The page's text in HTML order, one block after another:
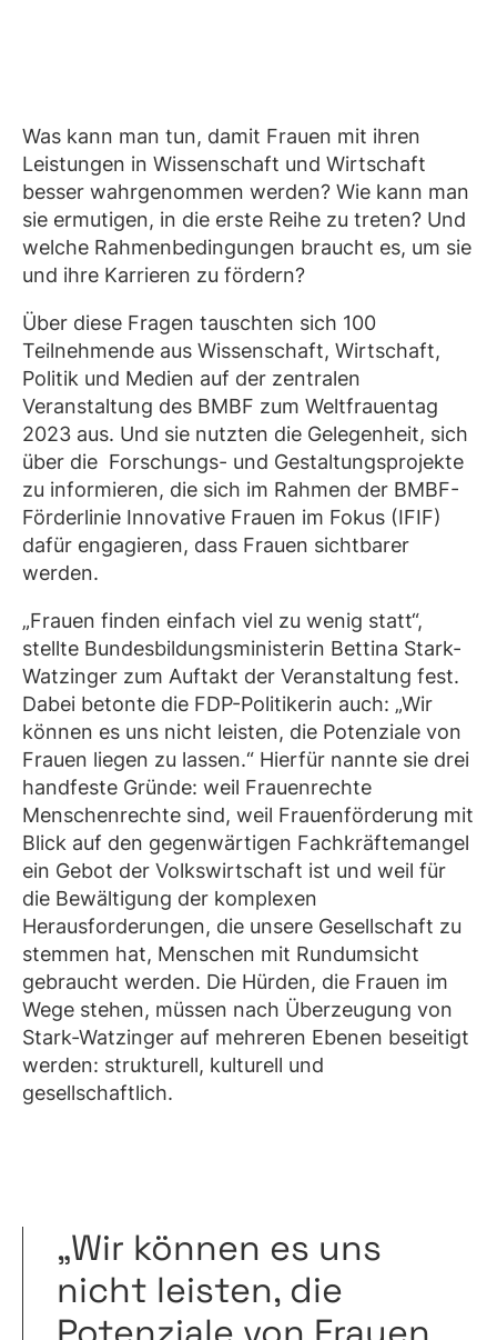
Was kann man tun, damit Frauen mit ihren
Leistungen in Wissenschaft und Wirtschaft
besser wahrgenommen werden? Wie kann man
sie ermutigen, in die erste Reihe zu treten? Und
welche Rahmenbedingungen braucht es, um sie
und ihre Karrieren zu fördern?
Über diese Fragen tauschten sich 100
Teilnehmende aus Wissenschaft, Wirtschaft,
Politik und Medien auf der zentralen
Veranstaltung des BMBF zum Weltfrauentag
2023 aus. Und sie nutzten die Gelegenheit, sich
über die Forschungs- und Gestaltungsprojekte
zu informieren, die sich im Rahmen der BMBF-
Förderlinie Innovative Frauen im Fokus (IFIF)
dafür engagieren, dass Frauen sichtbarer
werden.
„Frauen finden einfach viel zu wenig statt“,
stellte Bundesbildungsministerin Bettina Stark-
Watzinger zum Auftakt der Veranstaltung fest.
Dabei betonte die FDP-Politikerin auch: „Wir
können es uns nicht leisten, die Potenziale von
Frauen liegen zu lassen.“ Hierfür nannte sie drei
handfeste Gründe: weil Frauenrechte
Menschenrechte sind, weil Frauenförderung mit
Blick auf den gegenwärtigen Fachkräftemangel
ein Gebot der Volkswirtschaft ist und weil für
die Bewältigung der komplexen
Herausforderungen, die unsere Gesellschaft zu
stemmen hat, Menschen mit Rundumsicht
gebraucht werden. Die Hürden, die Frauen im
Wege stehen, müssen nach Überzeugung von
Stark-Watzinger auf mehreren Ebenen beseitigt
werden: strukturell, kulturell und
gesellschaftlich.
„Wir können es uns
nicht leisten, die